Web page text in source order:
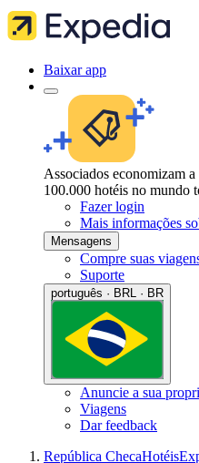
Baixar app
Associados economizam
100.000 hotéis no mundo
Fazer login
Mais informações
Mensagens
Compre suas
Suporte
português · BRL · BR
Anuncie a sua
Viagens
Dar feedback
República ChecaHotéis